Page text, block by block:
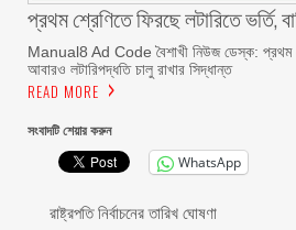
প্রথম শ্রেণিতে ফিরছে লটারিতে ভর্তি,
Manual8 Ad Code বৈশাখী নিউজ ডেস্ক: প্রথম
আবারও লটারিপদ্ধতি চালু রাখার সিদ্ধান্ত
READ MORE
সংবাদটি শেয়ার করুন
WhatsApp
রাষ্ট্রপতি নির্বাচনের তারিখ ঘোষণা